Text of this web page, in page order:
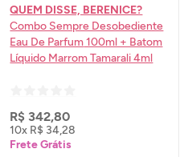
QUEM DISSE, BERENICE?
Combo Sempre Desobediente
Eau De Parfum100ml + Batom
Líquido Marrom Tamarali 4ml
R$ 342,80
10x R$ 34,28
Frete Grátis